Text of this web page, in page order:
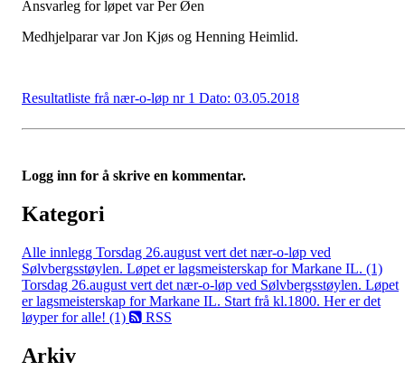
Ansvarleg for løpet var Per Øen
Medhjelparar var Jon Kjøs og Henning Heimlid.
Resultatliste frå nær-o-løp nr 1 Dato: 03.05.2018
Logg inn for å skrive en kommentar.
Kategori
Alle innlegg Torsdag 26.august vert det nær-o-løp ved
Sølvbergsstøylen. Løpet er lagsmeisterskap for Markane IL. (1)
Torsdag 26.august vert det nær-o-løp ved Sølvbergsstøylen. Løpet
er lagsmeisterskap for Markane IL. Start frå kl.1800. Her er det
løyper for alle! (1)
RSS
Arkiv